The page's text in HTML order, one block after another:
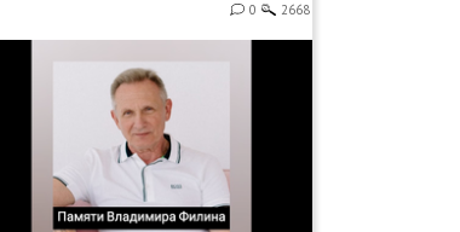
0 2668